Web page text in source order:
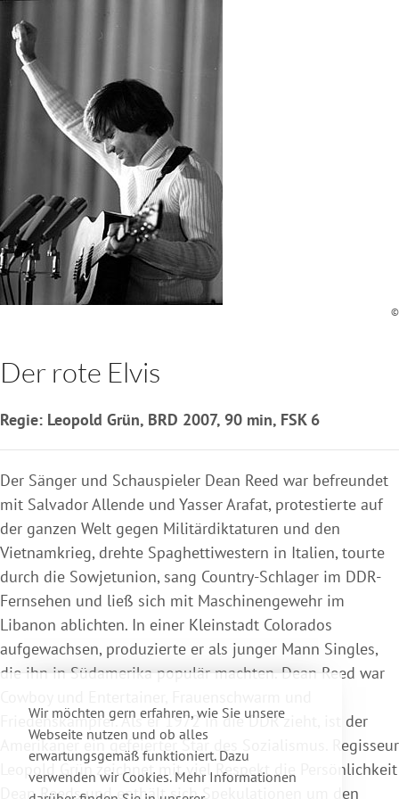
Wir möchten gern erfahren, wie Sie unsere
Webseite nutzen und ob alles
erwartungsgemäß funktioniert. Dazu
verwenden wir Cookies. Mehr Informationen
©
Der rote Elvis
Regie: Leopold Grün, BRD 2007, 90 min, FSK 6
Der Sänger und Schauspieler Dean Reed war befreundet
mit Salvador Allende und Yasser Arafat, protestierte auf
der ganzen Welt gegen Militärdiktaturen und den
Vietnamkrieg, drehte Spaghettiwestern in Italien, tourte
durch die Sowjetunion, sang Country-Schlager im DDR-
Fernsehen und ließ sich mit Maschinengewehr im
Libanon ablichten. In einer Kleinstadt Colorados
aufgewachsen, produzierte er als junger Mann Singles,
die ihn in Südamerika populär machten. Dean Reed war
Friedenskämpfer. Als er 1972 in die DDR zieht, ist der
Amerikaner ein gefeierter Star des Sozialismus. Regisseur
Leopold Grün zeichnet mit viel Respekt die Persönlichkeit
Dean Reeds und enthält sich Spekulationen um den